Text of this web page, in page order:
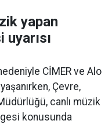
yapan
CİMER ve Alo
Çevre,
canlı müzik
konusunda